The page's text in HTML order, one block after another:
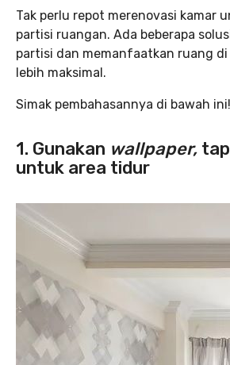
Tak perlu repot merenovasi kamar
partisi ruangan. Ada beberapa
partisi dan memanfaatkan ruang
lebih maksimal.
Simak pembahasannya di bawah ini!
1. Gunakan wallpaper,
untuk area tidur